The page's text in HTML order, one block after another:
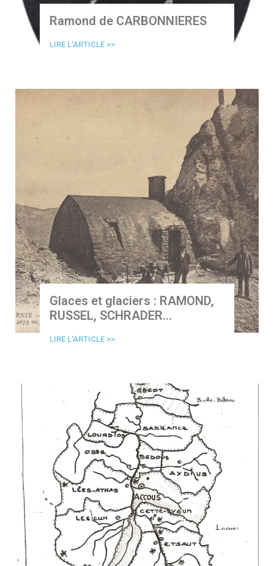
Ramond de CARBONNIERES
LIRE L'ARTICLE >>
Glaces et glaciers : RAMOND,
RUSSEL, SCHRADER…
LIRE L'ARTICLE >>